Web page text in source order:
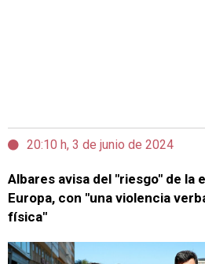
20:10 h, 3 de junio de 2024
Albares avisa del "riesgo" de la
Europa, con "una violencia
física"